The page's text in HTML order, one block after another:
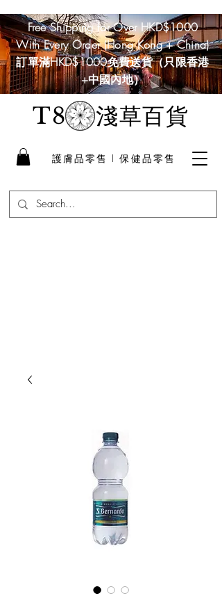
T8淺草百貨
護膚品零售 I 保健品零售
Free Shipping for Over HKD$1000
With Every Order (Hong Kong + China)
訂單滿HKD$1000免費送貨（只限香港
+中國內地）